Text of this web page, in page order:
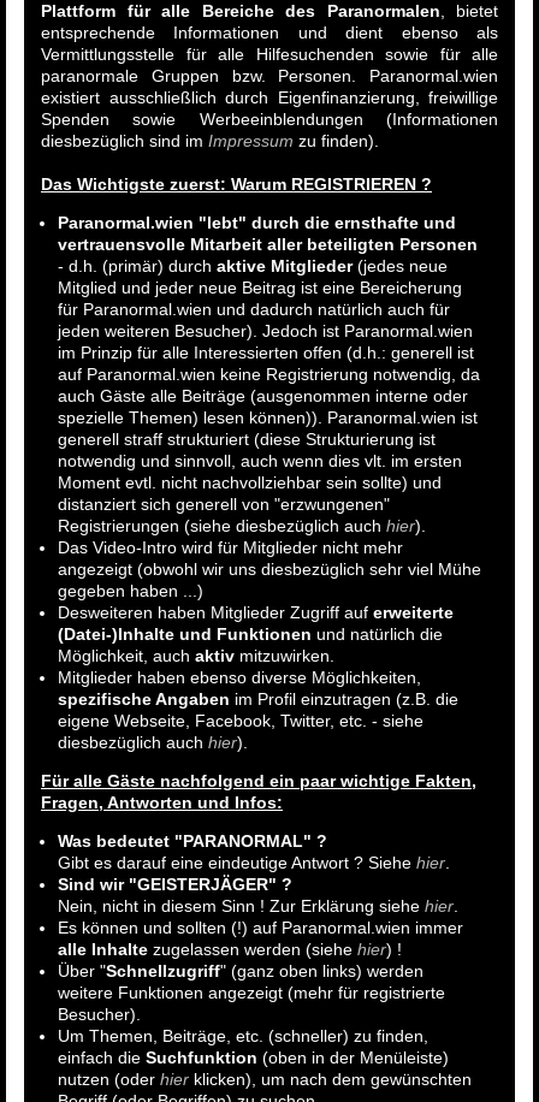
Plattform für alle Bereiche des Paranormalen , bietet
entsprechende Informationen und dient ebenso als
Vermittlungsstelle für alle Hilfesuchenden sowie für alle
paranormale Gruppen bzw. Personen. Paranormal.wien
existiert ausschließlich durch Eigenfinanzierung, freiwillige
Spenden sowie Werbeeinblendungen (Informationen
diesbezüglich sind im Impressum zu finden).
Das Wichtigste zuerst: Warum REGISTRIEREN ?
Paranormal.wien "lebt" durch die ernsthafte und
vertrauensvolle Mitarbeit aller beteiligten Personen
- d.h. (primär) durch aktive Mitglieder(jedes neue
Mitglied und jeder neue Beitrag ist eine Bereicherung
für Paranormal.wien und dadurch natürlich auch für
jeden weiteren Besucher). Jedoch ist Paranormal.wien
im Prinzip für alle Interessierten offen (d.h.: generell ist
auf Paranormal.wien keine Registrierung notwendig, da
auch Gäste alle Beiträge (ausgenommen interne oder
spezielle Themen) lesen können)). Paranormal.wien ist
generell straff strukturiert (diese Strukturierung ist
notwendig und sinnvoll, auch wenn dies vlt. im ersten
Moment evtl. nicht nachvollziehbar sein sollte) und
distanziert sich generell von "erzwungenen"
Registrierungen (siehe diesbezüglich auch hier).
Das Video-Intro wird für Mitglieder nicht mehr
angezeigt (obwohl wir uns diesbezüglich sehr viel Mühe
gegeben haben ...)
Desweiteren haben Mitglieder Zugriff auf erweiterte
(Datei-)Inhalte und Funktionen und natürlich die
Möglichkeit, auch aktiv mitzuwirken.
Mitglieder haben ebenso diverse Möglichkeiten,
spezifische Angaben im Profil einzutragen (z.B. die
eigene Webseite, Facebook, Twitter, etc. - siehe
diesbezüglich auch hier).
Für alle Gäste nachfolgend ein paar wichtige Fakten,
Fragen, Antworten und Infos:
Was bedeutet "PARANORMAL" ?
Gibt es darauf eine eindeutige Antwort ? Siehe hier
Sind wir "GEISTERJÄGER" ?
Nein, nicht in diesem Sinn ! Zur Erklärung siehe hier
Es können und sollten (!) auf Paranormal.wien immer
alle Inhalte zugelassen werden (siehe hier) !
Über "Schnellzugriff" (ganz oben links) werden
weitere Funktionen angezeigt (mehr für registrierte
Besucher).
Um Themen, Beiträge, etc. (schneller) zu finden,
einfach die Suchfunktion (oben in der Menüleiste)
nutzen (oder hier klicken), um nach dem gewünschten